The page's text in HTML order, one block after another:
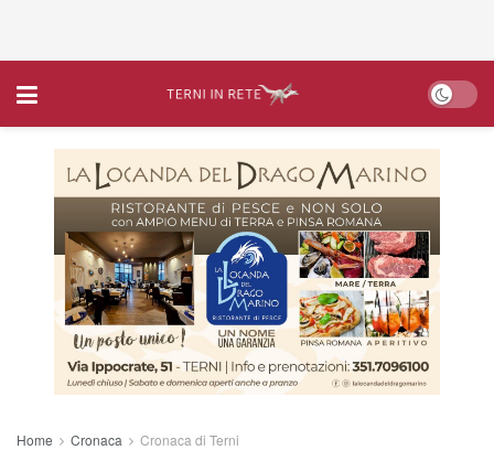
Home Cronaca Cronaca di Terni